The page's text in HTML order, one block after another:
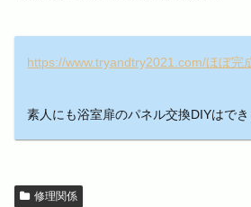
https://www.tryandtry2021.com/ほぼ完
素人にも浴室扉のパネル交換DIYはで
修理関係